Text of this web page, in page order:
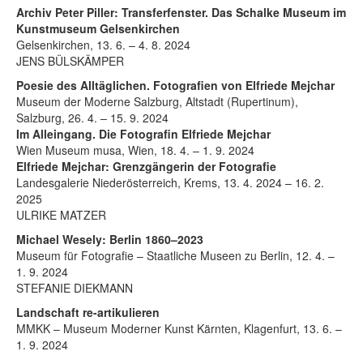
Archiv Peter Piller: Transferfenster. Das Schalke Museum im
Kunstmuseum Gelsenkirchen
Gelsenkirchen, 13. 6. – 4. 8. 2024
JENS BÜLSKÄMPER
Poesie des Alltäglichen. Fotografien von Elfriede Mejchar
Museum der Moderne Salzburg, Altstadt (Rupertinum),
Salzburg, 26. 4. – 15. 9. 2024
Im Alleingang. Die Fotografin Elfriede Mejchar
Wien Museum musa, Wien, 18. 4. – 1. 9. 2024
Elfriede Mejchar: Grenzgängerin der Fotografie
Landesgalerie Niederösterreich, Krems, 13. 4. 2024 – 16. 2.
2025
ULRIKE MATZER
Michael Wesely: Berlin 1860–2023
Museum für Fotografie – Staatliche Museen zu Berlin, 12. 4. –
1. 9. 2024
STEFANIE DIEKMANN
Landschaft re-artikulieren
MMKK – Museum Moderner Kunst Kärnten, Klagenfurt, 13. 6. –
1. 9. 2024